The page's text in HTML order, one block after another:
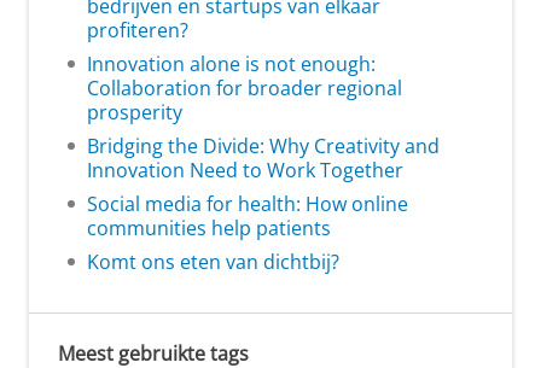
bedrijven en startups van elkaar
profiteren?
Innovation alone is not enough:
Collaboration for broader regional
prosperity
Bridging the Divide: Why Creativity and
Innovation Need to Work Together
Social media for health: How online
communities help patients
Komt ons eten van dichtbij?
Meest gebruikte tags